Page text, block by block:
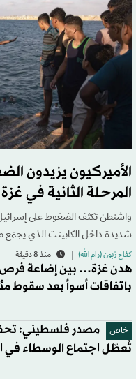
الأميركيون يزيدون
المرحلة الثانية في غزة
واشنطن تكثف الضغوط على
شديدة داخل الكابينت الذي يجتمع
كفاح زبون (رام الله) منذ 8 دقيقة
هدن غزة… بين إضاعة فرص
باتفاقات أسوأ بعد سقوط
خاص
مصدر فلسطيني:
تُعطّل اجتماع الوسطاء في